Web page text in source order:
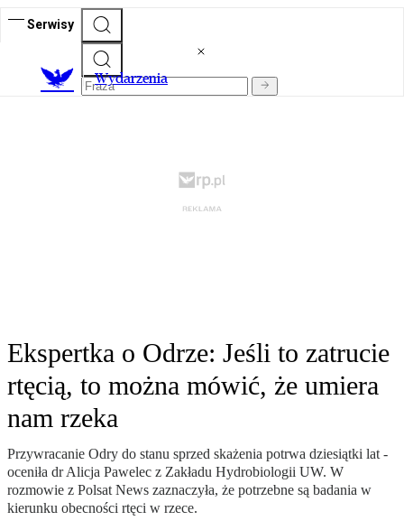
Serwisy
Wydarzenia
Ekspertka o Odrze: Jeśli to zatrucie
rtęcią, to można mówić, że umiera
nam rzeka
Przywracanie Odry do stanu sprzed skażenia potrwa dziesiątki lat -
oceniła dr Alicja Pawelec z Zakładu Hydrobiologii UW. W
rozmowie z Polsat News zaznaczyła, że potrzebne są badania w
kierunku obecności rtęci w rzece.